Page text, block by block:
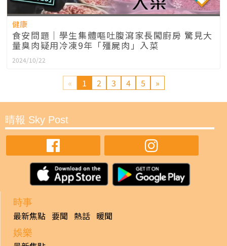
健康
食安問題｜學生集體嘔吐腹瀉家長闖廚房 驚見大
量臭肉疑用冷凍9年「殭屍肉」入菜
2024/10/22
« 1 2 3 4 5 »
晴報 Sky Post
時事
最新焦點 要聞 熱話 暖聞
娛樂